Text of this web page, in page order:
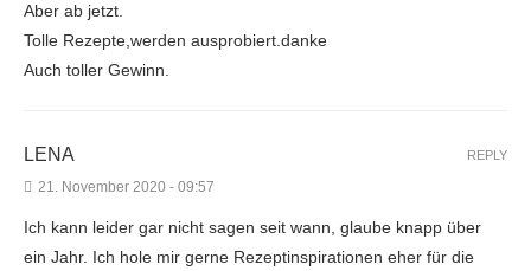
Aber ab jetzt.
Tolle Rezepte,werden ausprobiert.danke
Auch toller Gewinn.
LENA
21. November 2020 - 09:57
Ich kann leider gar nicht sagen seit wann, glaube knapp über
ein Jahr. Ich hole mir gerne Rezeptinspirationen eher für die
REPLY